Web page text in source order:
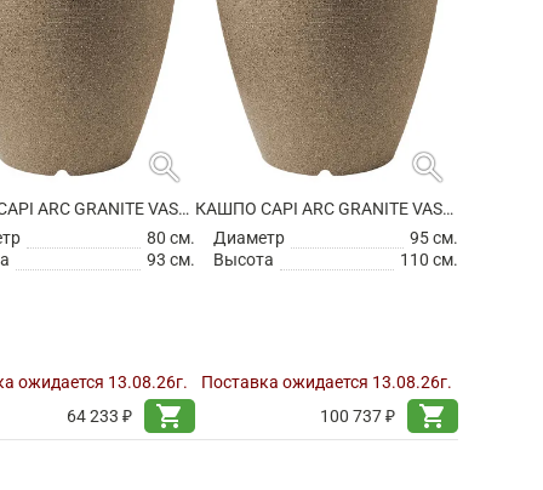
search
КАШПО CAPI ARC GRANITE VASE ELEGANT WARM TAUPE
80 см.
93 см.
ожидается 13.08.26г.
64 233 ₽
shopping_cart
search
КАШПО CAPI ARC GRANITE VASE ELEGANT WARM TAUPE
Диаметр
95 см.
Высота
110 см.
Поставка ожидается 13.08.26г.
100 737 ₽
shopping_cart